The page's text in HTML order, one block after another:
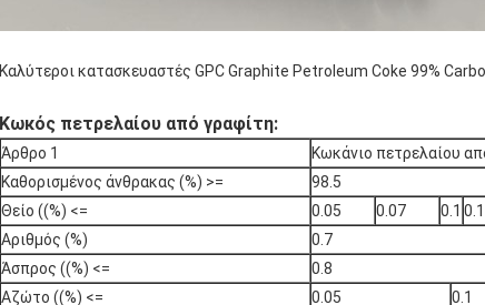
Καλύτεροι κατασκευαστές GPC Graphite Petroleum Coke 99%
Κωκός πετρελαίου από γραφίτη:
Άρθρο 1
Κωκάνιο πετρελαίου
Καθορισμένος άνθρακας (%) >=
98.5
Θείο ((%) <=
0.05 0.07 0.1
Αριθμός (%)
0.7
Άσπρος ((%) <=
0.8
Αζώτο ((%) <=
0.05 0.1